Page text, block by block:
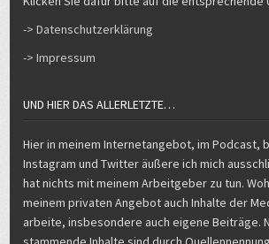
-> Datenschutzerklärung
-> Impressum
UND HIER DAS ALLERLETZTE…
Hier in meinem Internetangebot, im Podcast,
Instagram und Twitter äußere ich mich
hat nichts mit meinem Arbeitgeber zu tun.
meinem privaten Angebot auch Inhalte der
arbeite, insbesondere auch eigene Beiträge.